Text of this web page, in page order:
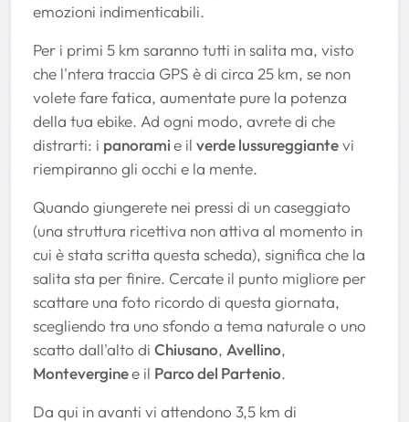
emozioni indimenticabili.
Per i primi 5 km saranno tutti in salita ma, visto
che l'ntera traccia GPS è di circa 25 km, se non
volete fare fatica, aumentate pure la potenza
della tua ebike. Ad ogni modo, avrete di che
distrarti: i panoramie il verde lussureggiantevi
riempiranno gli occhi e la mente.
Quando giungerete nei pressi di un caseggiato
(una struttura ricettiva non attiva al momento in
cui è stata scritta questa scheda), significa che la
salita sta per finire. Cercate il punto migliore per
scattare una foto ricordo di questa giornata,
scegliendo tra uno sfondo a tema naturale o uno
scatto dall'alto di Chiusano, Avellino,
Monteverginee il Parco del Partenio.
Da qui in avanti vi attendono 3,5 km di